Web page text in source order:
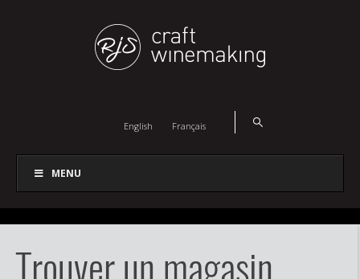
English Français
MENU
Trouver un magasin